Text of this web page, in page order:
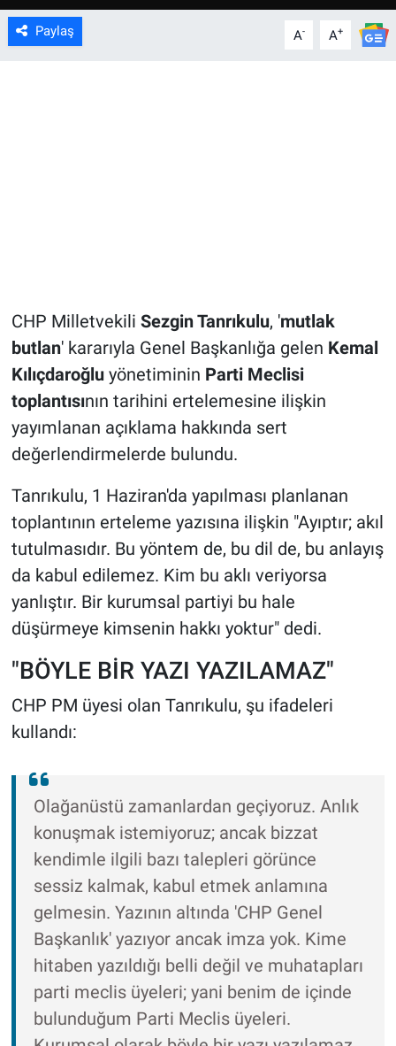
Paylaş A- A+
CHP Milletvekili Sezgin Tanrıkulu, 'mutlak
butlan' kararıyla Genel Başkanlığa gelen Kemal
Kılıçdaroğluyönetiminin Parti Meclisi
toplantısının tarihini ertelemesine ilişkin
yayımlanan açıklama hakkında sert
değerlendirmelerde bulundu.
Tanrıkulu, 1 Haziran'da yapılması planlanan
toplantının erteleme yazısına ilişkin "Ayıptır; akıl
tutulmasıdır. Bu yöntem de, bu dil de, bu anlayış
da kabul edilemez. Kim bu aklı veriyorsa
yanlıştır. Bir kurumsal partiyi bu hale
düşürmeye kimsenin hakkı yoktur" dedi.
"BÖYLE BİR YAZI YAZILAMAZ"
CHP PM üyesi olan Tanrıkulu, şu ifadeleri
kullandı:
Olağanüstü zamanlardan geçiyoruz. Anlık
konuşmak istemiyoruz; ancak bizzat
kendimle ilgili bazı talepleri görünce
sessiz kalmak, kabul etmek anlamına
gelmesin. Yazının altında 'CHP Genel
Başkanlık' yazıyor ancak imza yok. Kime
hitaben yazıldığı belli değil ve muhatapları
parti meclis üyeleri; yani benim de içinde
bulunduğum Parti Meclis üyeleri.